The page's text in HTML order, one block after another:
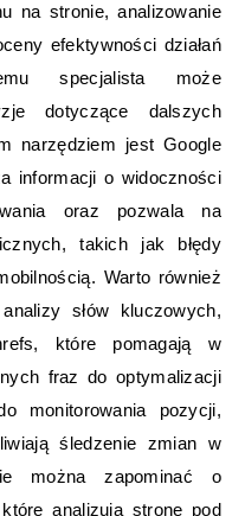
na stronie, analizowanie
efektywności działań
specjalista może
dotyczące dalszych
narzędziem jest Google
informacji o widoczności
oraz pozwala na
takich jak błędy
Warto również
słów kluczowych,
które pomagają w
fraz do optymalizacji
monitorowania pozycji,
śledzenie zmian w
można zapominać o
analizują stronę pod